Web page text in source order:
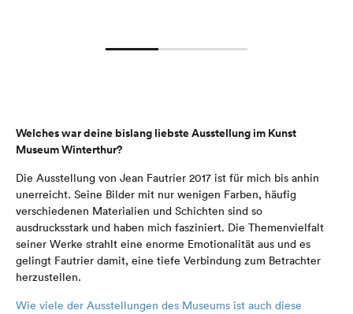
Welches war deine bislang liebste Ausstellung im Kunst
Museum Winterthur?
Die Ausstellung von Jean Fautrier 2017 ist für mich bis anhin
unerreicht. Seine Bilder mit nur wenigen Farben, häufig
verschiedenen Materialien und Schichten sind so
ausdrucksstark und haben mich fasziniert. Die Themenvielfalt
seiner Werke strahlt eine enorme Emotionalität aus und es
gelingt Fautrier damit, eine tiefe Verbindung zum Betrachter
herzustellen.
Wie viele der Ausstellungen des Museums ist auch diese